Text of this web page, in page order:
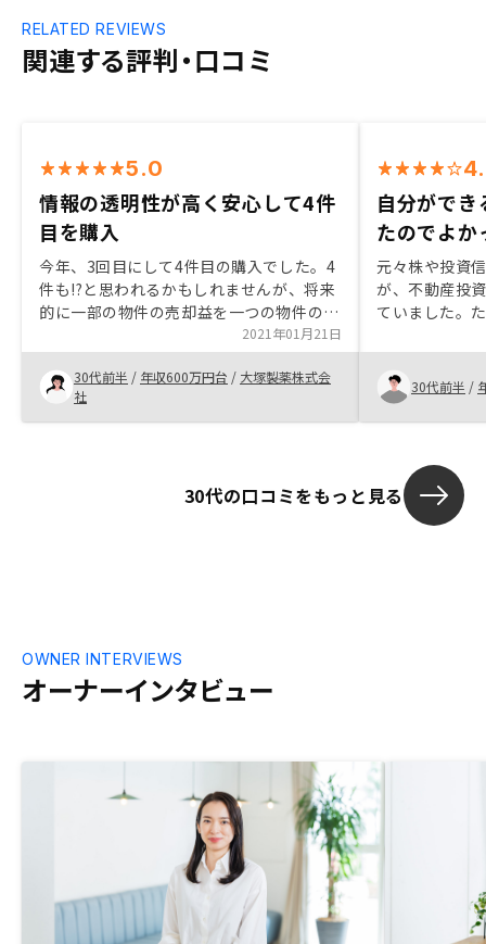
関連する評判・口コミ
RELATED REVIEWS
5.0
情報の透明性が高く安心して4件
目を購入
今年、3回目にして4件目の購入でした。4
件も!?と思われるかもしれませんが、将来
的に一部の物件の売却益を一つの物件の繰
り上げ返済に充てることで、完済物件の早
期獲得を目指しているので、ローン枠を最
大限活用した結果であり、決して押し売り
されてるわけではありません(笑)。 私が
GAさんを選び続ける理由は他社と比較し
件を選定するにあたり、担当エージェント
GAさんで!と安心して選べるのは、いつも
親身になってサポートしてくれる担当エー
ジェントさんのおかげで、本当に感謝して
部分の改善もしかりですが、いつも利用す
るアプリ(OWNER by RENOSY)で出来るこ
とも増えて、より良くなっていっていると
実感しています。 このアンケートのペー
ジも改善されて見やすくなりましたが、強
いて言うなら「役に立った」のボタンがあ
るともっと良くなると思いました。 これ
からもよろしくお願いいたします!
2021年01月21日
30代前半 / 年収600万円台 / 大塚製薬株式会
社
自分がで
たのでよか
元々株や投資
が、不動産投
ていました。
分がよくわか
わかりました。
30代前半 /
30代の口コミをもっと見る
オーナーインタビュー
OWNER INTERVIEWS